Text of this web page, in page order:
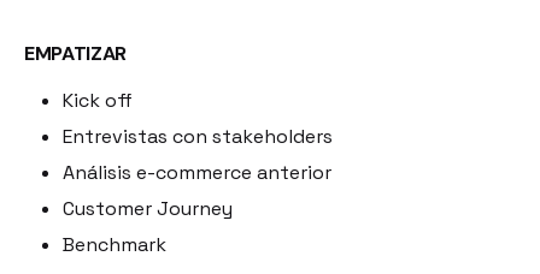
EMPATIZAR
Kick off
Entrevistas con stakeholders
Análisis e-commerce anterior
Customer Journey
Benchmark